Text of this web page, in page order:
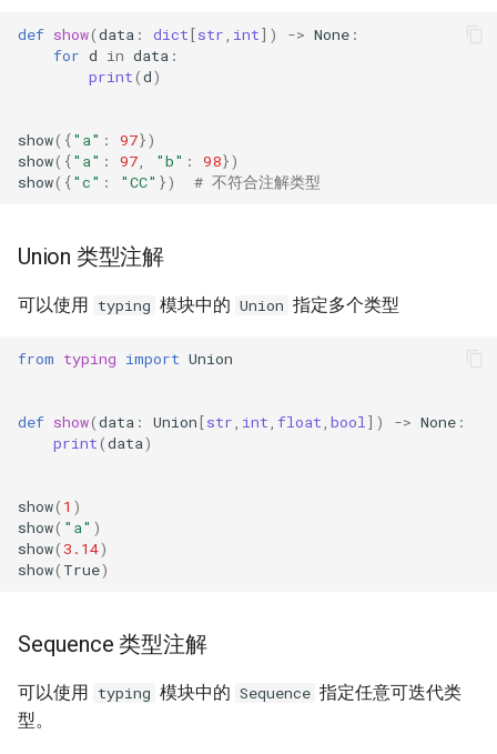
def show(data : dict[str int]) -> None :
for d in data :
print(d)
show({"a" : 97})
show({"a" : 97 "b" : 98})
show({"c" : "CC" }) # 不符合注解类型
Union 类型注解
可以使用 typing 模块中的 Union 指定多个类型
from typing import Union
def show(data : Union[str int float bool ]) -> None :
print(data)
show( 1 )
show( "a" )
show( 3.14)
show( True)
Sequence 类型注解
可以使用 typing 模块中的 Sequence 指定任意可迭代类
型。